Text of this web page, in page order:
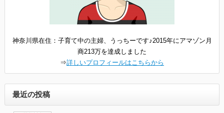
神奈川県在住：子育て中の主婦、うっちーです♪2015年にアマゾン月
商213万を達成しました
⇒詳しいプロフィールはこちらから
最近の投稿